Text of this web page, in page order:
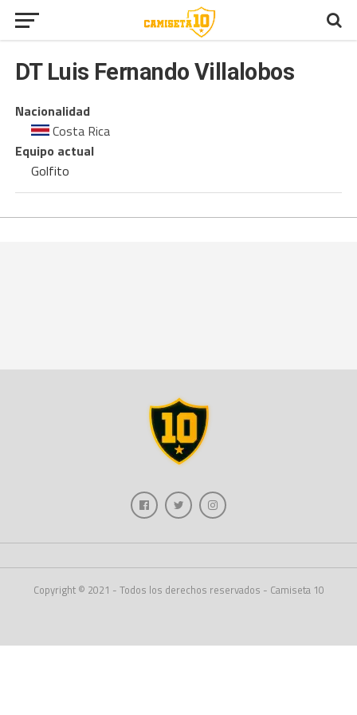
DTLuis Fernando Villalobos
Nacionalidad
Costa Rica
Equipo actual
Golfito
Copyright © 2021 - Todos los derechos reservados - Camiseta 10